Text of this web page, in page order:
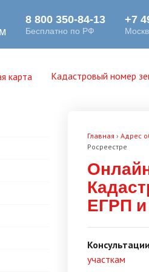
Кадастровый номер
Главная › Адрес
Росреестре
ЕГРП и
участкам